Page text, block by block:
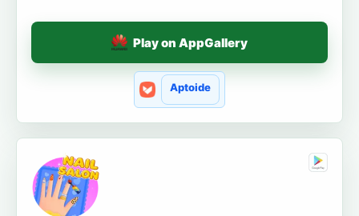
Play on AppGallery
Aptoide